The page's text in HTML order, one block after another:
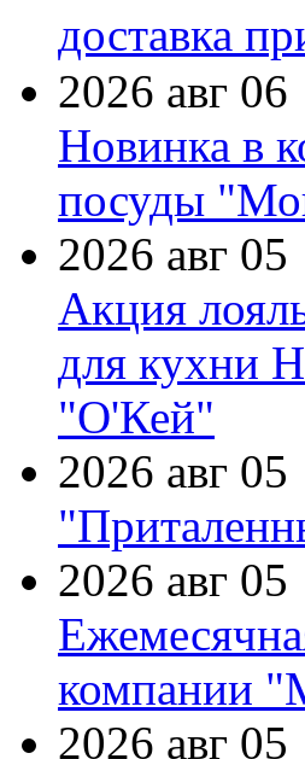
доставка
2026 авг 06
Новинка в
посуды
2026 авг 05
Акция
для кухни
"О'Кей"
2026 авг 05
2026 авг 05
компании
2026 авг 05